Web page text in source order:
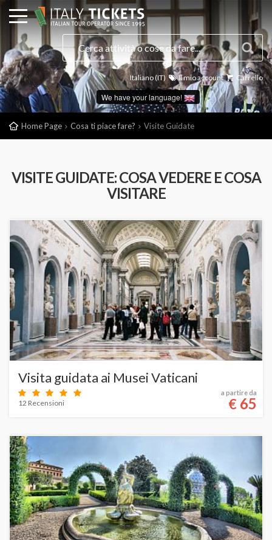
Italiano (IT)
We have your language!
Il mio account Carrello
Home Page Cosa ti piace fare? Visite Guidate
VISITE GUIDATE: COSA VEDERE E COSA
VISITARE
Visita guidata ai Musei Vaticani
12 Recensioni
a partire da
€ 65